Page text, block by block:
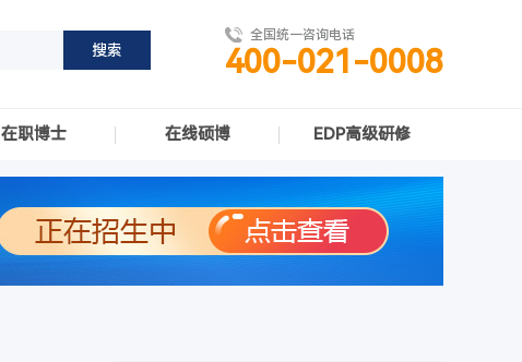
全国统一咨询电话
400-021-0008
在职博士 在线硕博 EDP高级研修